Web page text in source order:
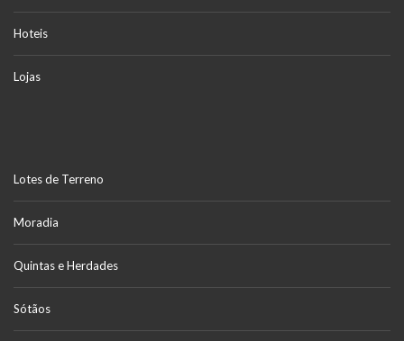
Hoteis
Lojas
Lotes de Terreno
Moradia
Quintas e Herdades
Sótãos